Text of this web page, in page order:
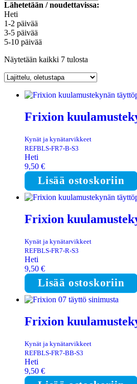
Lähetetään / noudettavissa:
Heti
1-2 päivää
3-5 päivää
5-10 päivää
Näytetään kaikki 7 tulosta
Frixion
Kynät ja kynätarvikkeet
REFBLS-FR7-B-S3
Heti
9,50 €
Lisää ostoskoriin
Frixion
Kynät ja kynätarvikkeet
REFBLS-FR7-R-S3
Heti
9,50 €
Lisää ostoskoriin
Frixion
Kynät ja kynätarvikkeet
REFBLS-FR7-BB-S3
Heti
9,50 €